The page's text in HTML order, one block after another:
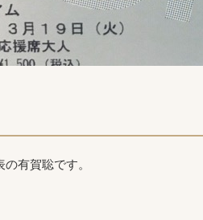
有賀聡です。